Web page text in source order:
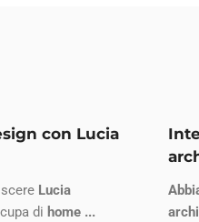
con Lucia
Lucia
di home ...